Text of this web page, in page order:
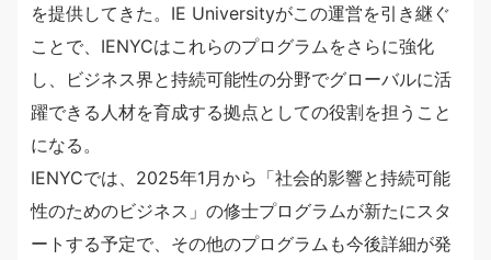
を提供してきた。IE Universityがこの運営を引き継ぐ
ことで、IENYCはこれらのプログラムをさらに強化
し、ビジネス界と持続可能性の分野でグローバルに活
躍できる人材を育成する拠点としての役割を担うこと
になる。
IENYCでは、2025年1月から「社会的影響と持続可能
性のためのビジネス」の修士プログラムが新たにスタ
ートする予定で、その他のプログラムも今後詳細が発